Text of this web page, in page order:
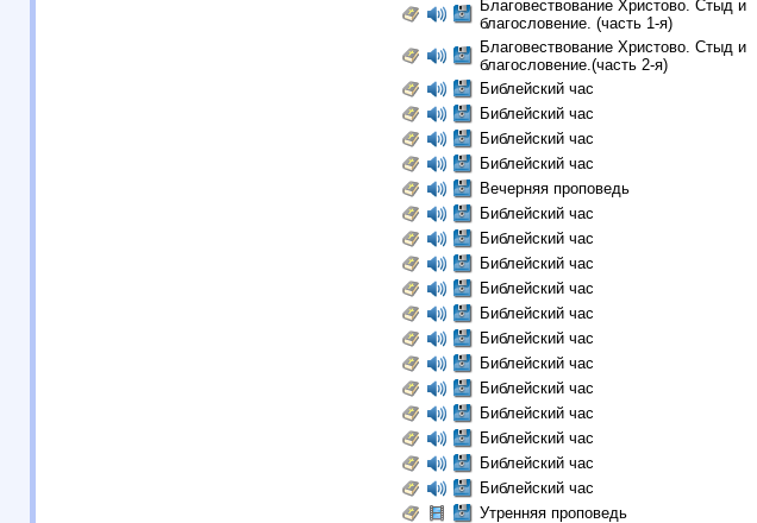
Благовествование Христово. Стыд и
благословение. (часть 1-я)
Благовествование Христово. Стыд и
благословение.(часть 2-я)
Библейский час
Библейский час
Библейский час
Библейский час
Вечерняя проповедь
Библейский час
Библейский час
Библейский час
Библейский час
Библейский час
Библейский час
Библейский час
Библейский час
Библейский час
Библейский час
Библейский час
Библейский час
Утренняя проповедь